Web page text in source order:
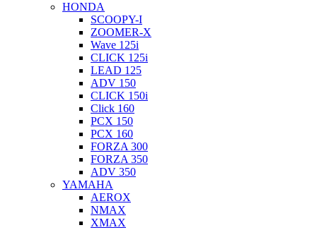
HONDA
SCOOPY-I
ZOOMER-X
Wave 125i
CLICK 125i
LEAD 125
ADV 150
CLICK 150i
Click 160
PCX 150
PCX 160
FORZA 300
FORZA 350
ADV 350
YAMAHA
AEROX
NMAX
XMAX